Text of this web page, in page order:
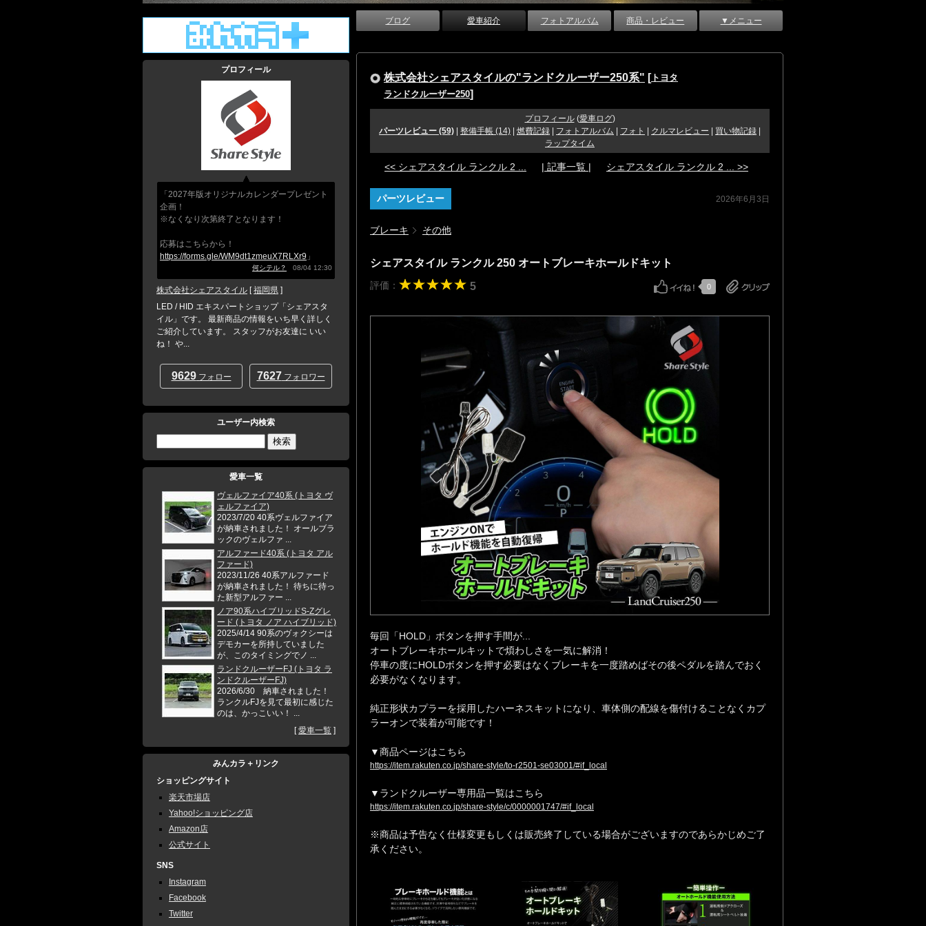
ブログ 愛車紹介 フォトアルバム 商品・レビュー ▼メニュー
株式会社シェアスタイルの"ランドクルーザー250系" [ トヨタ
ランドクルーザー250]
プロフィール(愛車ログ)
パーツレビュー (59)
整備手帳 (14) 燃費記録 フォトアルバム フォト クルマレビュー 買い物記録
ラップタイム
<< シェアスタイル ランクル 2 ... | 記事一覧 | シェアスタイル ランクル 2 ... >>
パーツレビュー 2026年6月3日
ブレーキ その他
シェアスタイル ランクル 250 オートブレーキホールドキット
評価： 5 0
毎回「HOLD」ボタンを押す手間が...
オートブレーキホールキットで煩わしさを一気に解消！
停車の度にHOLDボタンを押す必要はなくブレーキを一度踏めばその後ペダルを踏んでおく
必要がなくなります。
純正形状カプラーを採用したハーネスキットになり、車体側の配線を傷付けることなくカプ
ラーオンで装着が可能です！
▼商品ページはこちら
https://item.rakuten.co.jp/share-style/to-r2501-se03001/#if_local
▼ランドクルーザー専用品一覧はこちら
https://item.rakuten.co.jp/share-style/c/0000001747/#if_local
※商品は予告なく仕様変更もしくは販売終了している場合がございますのであらかじめご了
承ください。
プロフィール
「2027年版オリジナルカレンダープレゼント
企画！
※なくなり次第終了となります！
応募はこちらから！
https://forms.gle/WM9dt1zmeuX7RLXr9 」
何シテル？ 08/04 12:30
株式会社シェアスタイル [福岡県 ]
LED / HID エキスパートショップ「シェアスタ
イル」です。 最新商品の情報をいち早く詳しく
ご紹介しています。 スタッフがお友達に いい
ね！ や...
9629フォロー 7627 フォロワー
ユーザー内検索
愛車一覧
ヴェルファイア40系 (トヨタ ヴ
ェルファイア)
2023/7/20 40系ヴェルファイア
が納車されました！ オールブラ
ックのヴェルファ ...
アルファード40系 (トヨタ アル
ファード)
2023/11/26 40系アルファード
が納車されました！ 待ちに待っ
た新型アルファー ...
ノア90系ハイブリッドS-Zグレ
ード (トヨタ ノア ハイブリッド)
2025/4/14 90系のヴォクシーは
デモカーを所持していました
が、このタイミングでノ ...
ランドクルーザーFJ (トヨタ ラ
ンドクルーザーFJ)
2026/6/30 納車されました！
ランクルFJを見て最初に感じた
のは、かっこいい！ ...
[愛車一覧 ]
みんカラ＋リンク
ショッピングサイト
楽天市場店
Yahoo!ショッピング店
Amazon店
公式サイト
SNS
Instagram
Facebook
Twitter